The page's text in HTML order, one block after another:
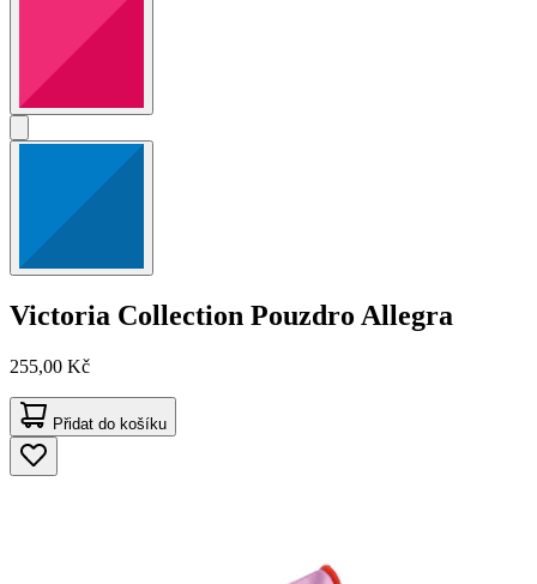
Victoria Collection Pouzdro Allegra
255,00 Kč
Přidat do košíku